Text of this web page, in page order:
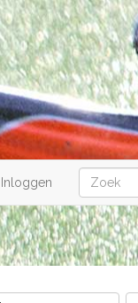
Inloggen